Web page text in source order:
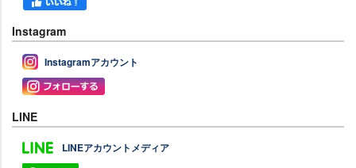
Instagram
Instagramアカウント
LINE
LINEアカウントメディア